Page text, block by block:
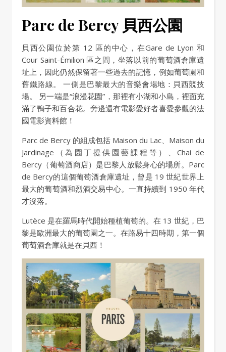
Parc de Bercy 貝西公園
貝西公園位於第 12 區的中心，在Gare de Lyon 和
Cour Saint-Émilion 區之間，坐落以前的葡萄酒倉庫遺
址上，因此仍然保留著一些過去的記憶，例如葡萄園和
舊鐵路線。 一側是巴黎最大的音樂會場地：貝西競技
場。 另一端是“浪漫花園”，那裡有小湖和小島，裡面充
滿了鴨子和百合花。旁邊還有電影愛好者喜愛參觀的法
國電影資料館！
Parc de Bercy 的組成包括 Maison du Lac、Maison du
Jardinage（為園丁提供園藝課程等）、Chai de
Bercy（葡萄酒商店）是巴黎人放鬆身心的場所。Parc
de Bercy的這個葡萄酒倉庫遺址，曾是 19 世紀世界上
最大的葡萄酒和烈酒交易中心。一直持續到 1950 年代
才沒落。
Lutèce 是在羅馬時代開始種植葡萄的。在 13 世紀，巴
黎是歐洲最大的葡萄園之一。在路易十四時期，第一個
葡萄酒倉庫就是在貝西！